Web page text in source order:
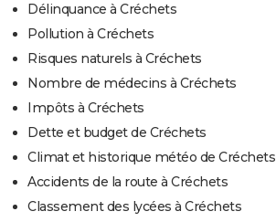
Délinquance à Créchets
Pollution à Créchets
Risques naturels à Créchets
Nombre de médecins à Créchets
Impôts à Créchets
Dette et budget de Créchets
Climat et historique météo de Créchets
Accidents de la route à Créchets
Classement des lycées à Créchets